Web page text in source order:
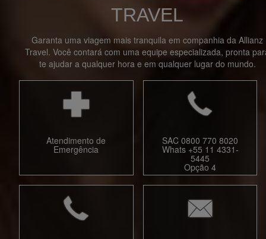
TRAVEL
Garanta uma viagem mais tranquila em companhia da Allianz
Travel. Você contará com uma equipe especializada, pronta
te ajudar a qualquer hora e em qualquer lugar do mundo.
Atendimento de
Emergência
SAC 0800 770 8020
Whats +55 11 4331-
5445
Opção 4